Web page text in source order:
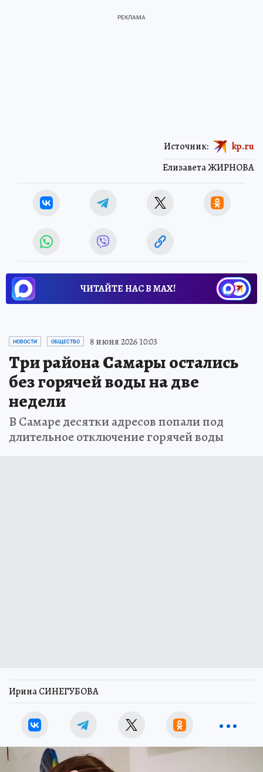
Елизавета ЖИРНОВА
Источник: kp.ru
ЧИТАЙТЕ НАС В МАХ!
НОВОСТИ ОБЩЕСТВО 8 июня 2026 10:03
Три района Самары остались
без горячей воды на две
недели
В Самаре десятки адресов попали под
длительное отключение горячей воды
Ирина СИНЕГУБОВА